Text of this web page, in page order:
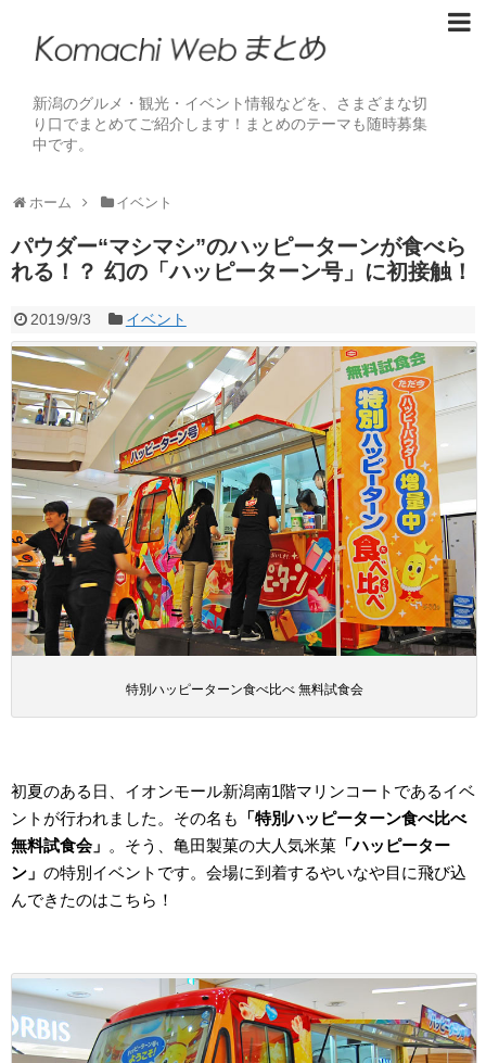
新潟のグルメ・観光・イベント情報などを、さまざまな切
り口でまとめてご紹介します！まとめのテーマも随時募集
中です。
ホーム イベント
パウダー“マシマシ”のハッピーターンが食べら
れる！？ 幻の「ハッピーターン号」に初接触！
2019/9/3 イベント
特別ハッピーターン食べ比べ 無料試食会
初夏のある日、イオンモール新潟南1階マリンコートであるイベ
ントが行われました。その名も
「特別ハッピーターン食べ比べ
無料試食会」 。そう、亀田製菓の大人気米菓 「ハッピーター
ン」 の特別イベントです。会場に到着するやいなや目に飛び込
んできたのはこちら！